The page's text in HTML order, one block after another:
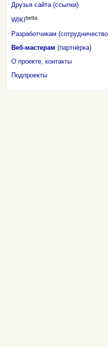
Друзья сайта (ссылки)
WIKI betta
Разработчикам
Веб-мастерам (партнёрка)
О проекте, контакты
Подпроекты